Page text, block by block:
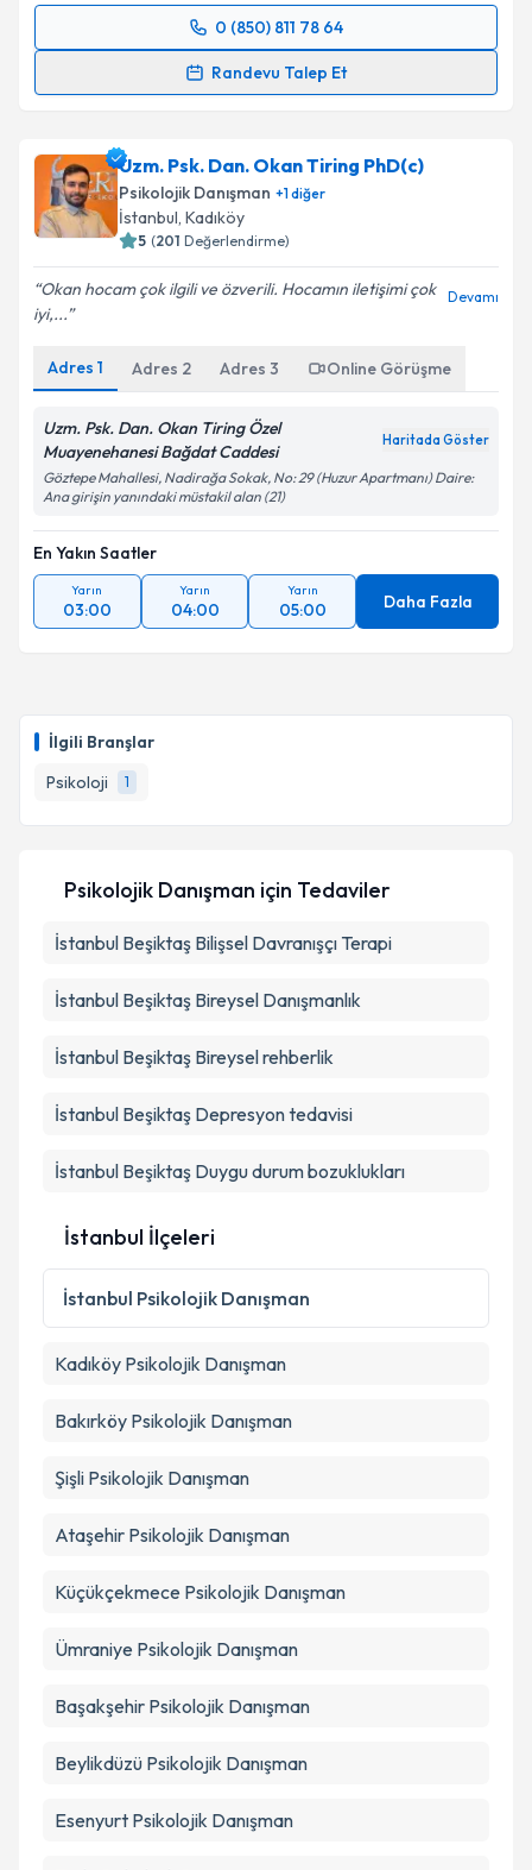
İlgili Branşlar
Psikoloji
1
0 (850) 811 78 64
Randevu Talep Et
Randevu Takvimi Talebi
takvim hazırlandığında e-posta ile bilgilendireceğiz.
E-posta Adresiniz
kapsamda işlenmesini kabul ediyorum.
Takvim Talebini Gönder
Uzm. Psk. Dan. Okan Tiring PhD(c)
Psikolojik Danışman +1diğer
İstanbul, Kadıköy
5 (201 Değerlendirme)
Okan hocam çok ilgili ve özverili. Hocamın iletişimi çok
iyi,...
Devamı
Adres 1 Adres 2 Adres 3 Online Görüşme
Uzm. Psk. Dan. Okan Tiring Özel
Muayenehanesi Bağdat Caddesi
Haritada Göster
Göztepe Mahallesi, Nadirağa Sokak, No: 29 (Huzur Apartmanı) Daire:
Ana girişin yanındaki müstakil alan (21)
En Yakın Saatler
Yarın
03:00
Yarın
04:00
Yarın
05:00 Daha Fazla
Psikolojik Danışman için Tedaviler
İstanbul Beşiktaş Bilişsel Davranışçı Terapi
İstanbul Beşiktaş Bireysel Danışmanlık
İstanbul Beşiktaş Bireysel rehberlik
İstanbul Beşiktaş Depresyon tedavisi
İstanbul Beşiktaş Duygu durum bozuklukları
İstanbul İlçeleri
İstanbul Psikolojik Danışman
Kadıköy Psikolojik Danışman
Bakırköy Psikolojik Danışman
Şişli Psikolojik Danışman
Ataşehir Psikolojik Danışman
Küçükçekmece Psikolojik Danışman
Ümraniye Psikolojik Danışman
Başakşehir Psikolojik Danışman
Beylikdüzü Psikolojik Danışman
Esenyurt Psikolojik Danışman